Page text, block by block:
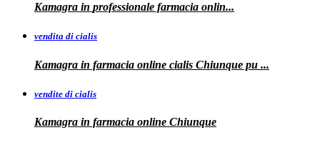
Kamagra in professionale farmacia onlin...
vendita di cialis
Kamagra in farmacia online cialis Chiunque pu ...
vendite di cialis
Kamagra in farmacia online Chiunque